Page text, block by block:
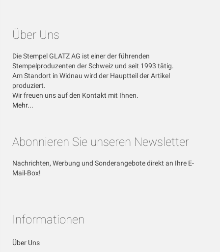
Über Uns
Die Stempel GLATZ AG ist einer der führenden
Stempelproduzenten der Schweiz und seit 1993 tätig.
Am Standort in Widnau wird der Hauptteil der Artikel
produziert.
Wir freuen uns auf den Kontakt mit Ihnen.
Mehr...
Abonnieren Sie unseren Newsletter
Nachrichten, Werbung und Sonderangebote direkt an Ihre E-
Mail-Box!
Informationen
Über Uns